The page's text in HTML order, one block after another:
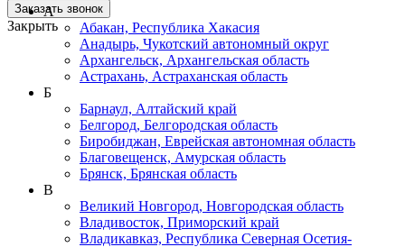
Заказать звонок
Закрыть
А
Абакан, Республика Хакасия
Анадырь, Чукотский автономный округ
Архангельск, Архангельская область
Астрахань, Астраханская область
Б
Барнаул, Алтайский край
Белгород, Белгородская область
Биробиджан, Еврейская автономная область
Благовещенск, Амурская область
Брянск, Брянская область
В
Великий Новгород, Новгородская область
Владивосток, Приморский край
Владикавказ, Республика Северная Осетия-